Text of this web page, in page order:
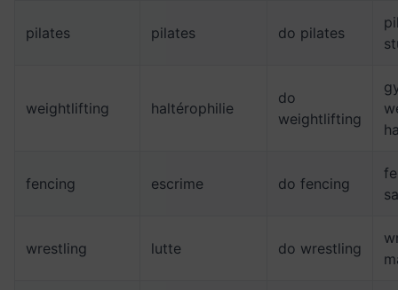
pilates pilates do pilates
weightlifting haltérophilie
do
weightlifting
fencing escrime do fencing
wrestling lutte do wrestling